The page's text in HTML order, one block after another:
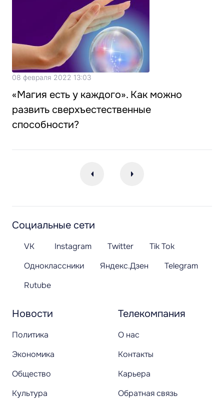
08 февраля 2022 13:03
«Магия есть у каждого». Как можно
развить сверхъестественные
способности?
Новости
Политика
Экономика
Общество
Культура
Телекомпания
О нас
Контакты
Карьера
Обратная связь
Социальные сети
VK Instagram Twitter
Tik Tok
Одноклассники
Яндекс.Дзен
Telegram
Rutube